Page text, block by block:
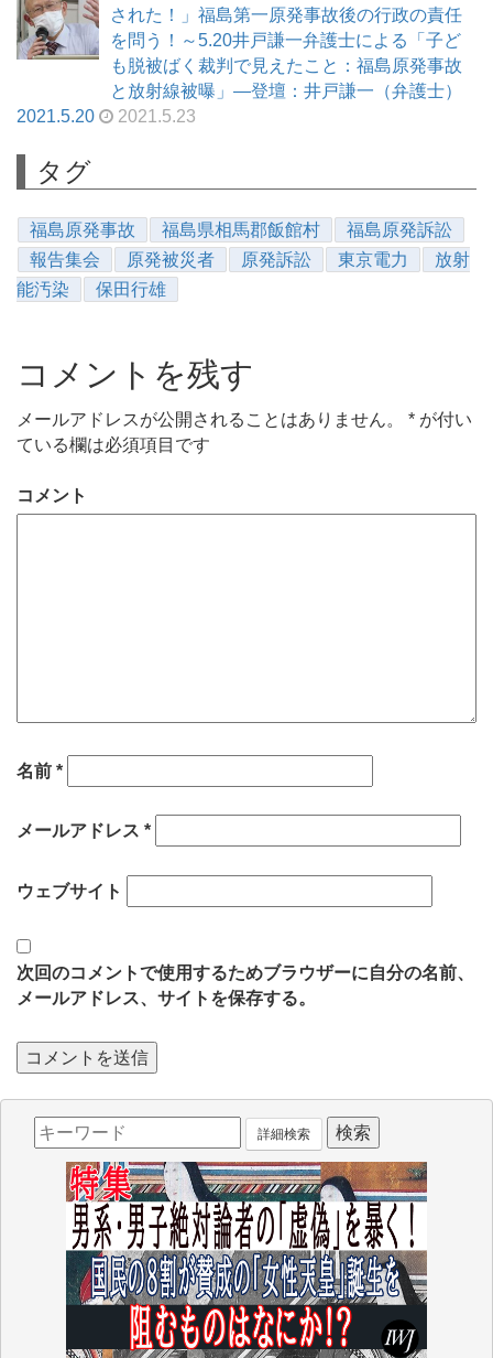
された！」福島第一原発事故後の行政の責任
を問う！～5.20井戸謙一弁護士による「子ど
も脱被ばく裁判で見えたこと：福島原発事故
と放射線被曝」―登壇：井戸謙一（弁護士）
2021.5.20
2021.5.23
タグ
福島原発事故 福島県相馬郡飯館村
福島原発訴訟
報告集会
原発被災者 原発訴訟 東京電力
放射
能汚染
保田行雄
コメントを残す
メールアドレスが公開されることはありません。 * が付い
ている欄は必須項目です
コメント
名前 *
メールアドレス *
ウェブサイト
次回のコメントで使用するためブラウザーに自分の名前、
メールアドレス、サイトを保存する。
詳細検索